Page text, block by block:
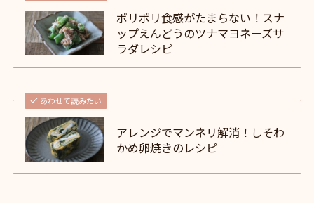
ポリポリ食感がたまらない！スナ
ップえんどうのツナマヨネーズサ
ラダレシピ
あわせて読みたい
アレンジでマンネリ解消！しそわ
かめ卵焼きのレシピ